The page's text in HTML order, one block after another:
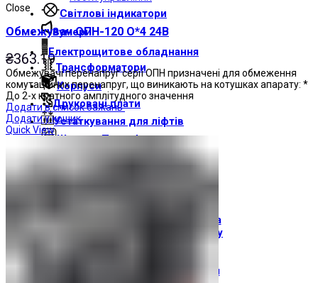
Світлові індикатори
Зумери
Електрощитове обладнання
Трансформатори
Корпуси
Друкованi плати
Устаткування для ліфтів
Штампи Прес-форми
АгроДеталь
Сонячні панелі
Доставка і оплата
Про торгову марку
Вхід / Реєстрація
Close
Обмежувач ОПН-120 О*4 24В
₴363.19
Обмежувачі перенапруг серії ОПН призначені для обмеження
комутаційних перенапруг, що виникають на котушках апарату: *
До 2-х кратного амплітудного значення
Додати в список бажань
Додати у кошик
Quick View